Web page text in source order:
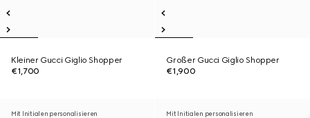
Kleiner Gucci Giglio Shopper
€1,700
Großer Gucci Giglio Shopper
€1,900
Mit Initialen personalisieren Mit Initialen personalisieren